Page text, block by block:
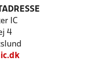
IC
4